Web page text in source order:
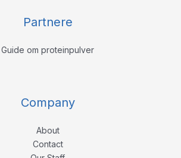
Partnere
Guide om proteinpulver
Company
About
Contact